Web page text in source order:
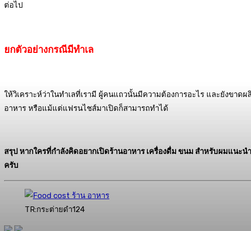
ต่อไป
ยกตัวอย่างกรณีมีทำเล
ให้วิเคราะห์ว่าในทำเลที่เรามี ผู้คนแถวนั้นมีความต้องการอะไร และยังขา
อาหาร หรือแม้แต่แฟรนไชส์มาเปิดก็สามารถทำได้
สรุป หากใครที่กำลังคิดอยากเปิดร้านอาหาร เครื่องดื่ม ขนม สำหรับผมแนะ
ครับ
TR:กระต่ายดำ124